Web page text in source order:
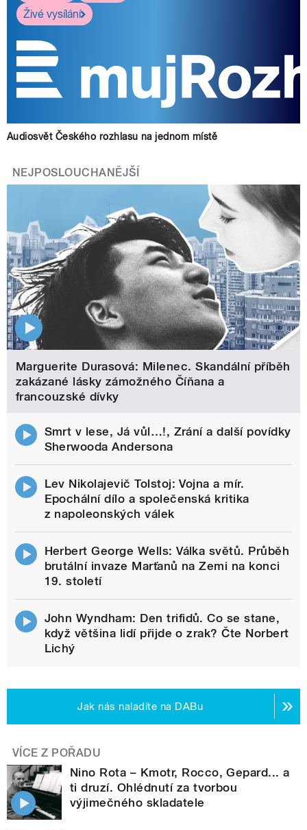
Živé vysílání
Audiosvět Českého rozhlasu na jednom místě
NEJPOSLOUCHANĚJŠÍ
Marguerite Durasová: Milenec. Skandální příběh
zakázané lásky zámožného Číňana a
francouzské dívky
Smrt v lese, Já vůl…!, Zrání a další povídky
Sherwooda Andersona
Lev Nikolajevič Tolstoj: Vojna a mír.
Epochální dílo a společenská kritika
z napoleonských válek
Herbert George Wells: Válka světů. Průběh
brutální invaze Marťanů na Zemi na konci
19. století
John Wyndham: Den trifidů. Co se stane,
když většina lidí přijde o zrak? Čte Norbert
Lichý
Jak nás naladíte na DABu
VÍCE Z POŘADU
Nino Rota – Kmotr, Rocco, Gepard... a
ti druzí. Ohlédnutí za tvorbou
výjimečného skladatele